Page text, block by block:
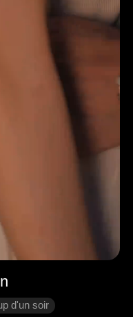
d'un soir